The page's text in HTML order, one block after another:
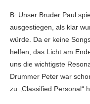
B: Unser Bruder Paul
ausgestiegen, als klar
würde. Da er keine
helfen, das Licht am
uns die wichtigste
Drummer Peter war
zu „Classified Personal“